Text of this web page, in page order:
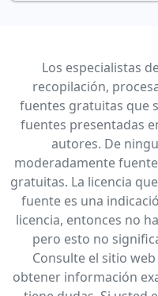
Los especialistas
recopilación,
fuentes gratuitas que
fuentes presentadas
autores. De
moderadamente
gratuitas. La licencia
fuente es una
licencia, entonces no
pero esto no
Consulte el sitio
obtener información